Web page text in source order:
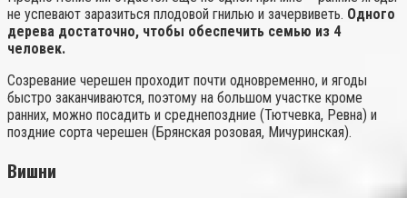
не успевают заразиться плодовой гнилью и зачервиветь. Одного
дерева достаточно, чтобы обеспечить семью из 4
человек.
Созревание черешен проходит почти одновременно, и ягоды
быстро заканчиваются, поэтому на большом участке кроме
ранних, можно посадить и среднепоздние (Тютчевка, Ревна) и
поздние сорта черешен (Брянская розовая, Мичуринская).
Вишни